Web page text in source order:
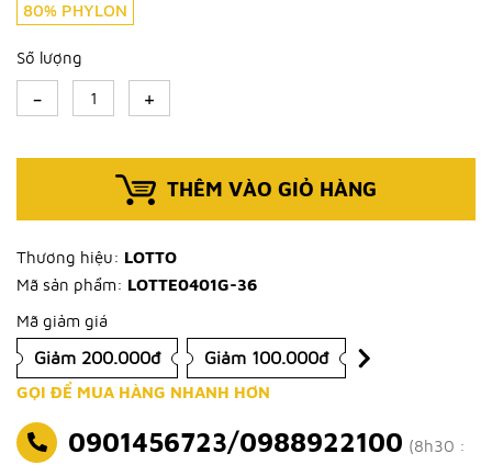
80% PHYLON
Số lượng
- +
THÊM VÀO GIỎ HÀNG
Thương hiệu: LOTTO
Mã sản phẩm: LOTTE0401G-36
Mã giảm giá
Giảm 200.000đ Giảm 100.000đ
GỌI ĐỂ MUA HÀNG NHANH HƠN
0901456723/0988922100 (8h30 :